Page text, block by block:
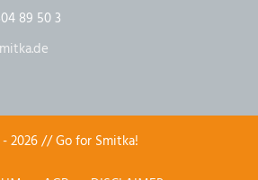
89 50 3
- 2026 // Go for Smitka!